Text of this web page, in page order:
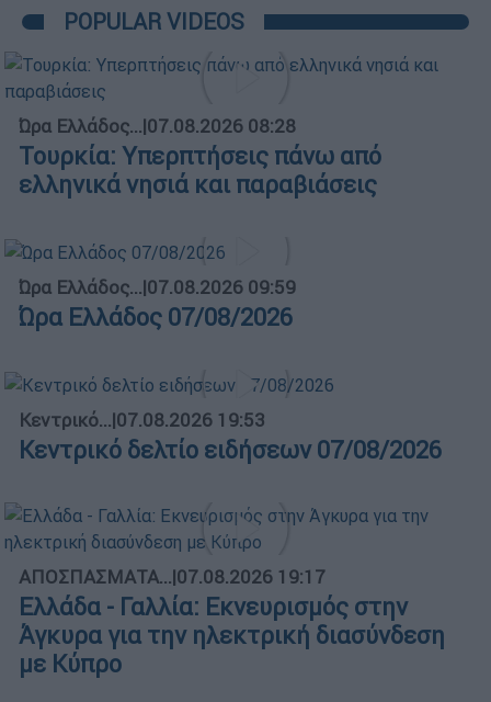
POPULAR VIDEOS
Ώρα Ελλάδος...|07.08.2026 08:28
Τουρκία: Υπερπτήσεις πάνω από
ελληνικά νησιά και παραβιάσεις
Ώρα Ελλάδος...|07.08.2026 09:59
Ώρα Ελλάδος 07/08/2026
Κεντρικό...|07.08.2026 19:53
Κεντρικό δελτίο ειδήσεων 07/08/2026
ΑΠΟΣΠΑΣΜΑΤΑ...|07.08.2026 19:17
Ελλάδα - Γαλλία: Εκνευρισμός στην
Άγκυρα για την ηλεκτρική διασύνδεση
με Κύπρο